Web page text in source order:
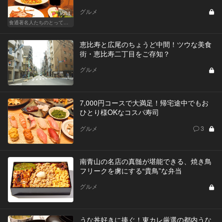
Vol.1
食通著名人たちのとっておきの格安店
グルメ
恵比寿と広尾のちょうど中間！ツウな美食
街・恵比寿二丁目をご存知？
グルメ
7,000円コースで大満足！帰宅途中でもお
ひとり様OKなコスパ寿司
グルメ 3
南青山の名店の真髄が堪能できる、焼き鳥
フリークを虜にする“貴鳥”な弁当
グルメ
うな丼好きに捧ぐ！東カレ厳選の都内うな